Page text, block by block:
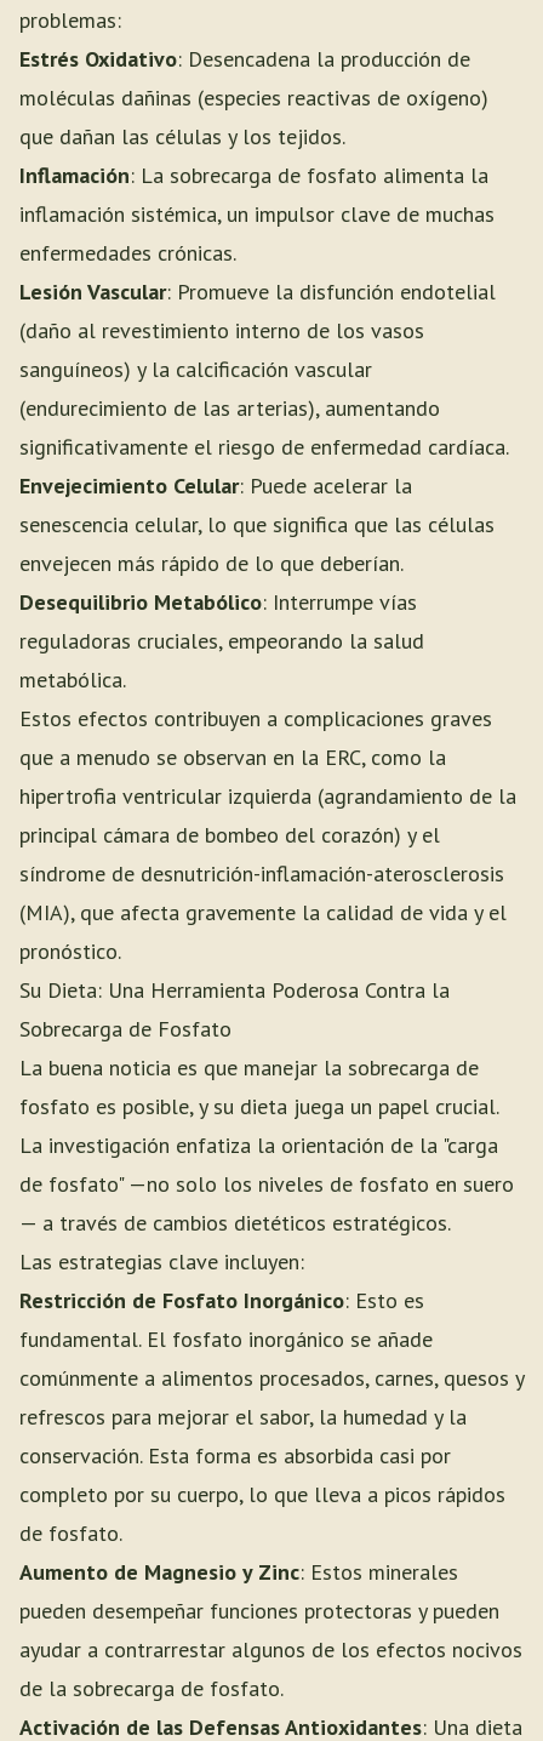
problemas:
Estrés Oxidativo: Desencadena la producción de
moléculas dañinas (especies reactivas de oxígeno)
que dañan las células y los tejidos.
Inflamación: La sobrecarga de fosfato alimenta la
inflamación sistémica, un impulsor clave de muchas
enfermedades crónicas.
Lesión Vascular: Promueve la disfunción endotelial
(daño al revestimiento interno de los vasos
sanguíneos) y la calcificación vascular
(endurecimiento de las arterias), aumentando
significativamente el riesgo de enfermedad cardíaca.
Envejecimiento Celular: Puede acelerar la
senescencia celular, lo que significa que las células
envejecen más rápido de lo que deberían.
Desequilibrio Metabólico: Interrumpe vías
reguladoras cruciales, empeorando la salud
metabólica.
Estos efectos contribuyen a complicaciones graves
que a menudo se observan en la ERC, como la
hipertrofia ventricular izquierda (agrandamiento de la
principal cámara de bombeo del corazón) y el
síndrome de desnutrición-inflamación-aterosclerosis
(MIA), que afecta gravemente la calidad de vida y el
pronóstico.
Su Dieta: Una Herramienta Poderosa Contra la
Sobrecarga de Fosfato
La buena noticia es que manejar la sobrecarga de
fosfato es posible, y su dieta juega un papel crucial.
La investigación enfatiza la orientación de la "carga
de fosfato" —no solo los niveles de fosfato en suero
— a través de cambios dietéticos estratégicos.
Las estrategias clave incluyen:
Restricción de Fosfato Inorgánico: Esto es
fundamental. El fosfato inorgánico se añade
comúnmente a alimentos procesados, carnes, quesos y
refrescos para mejorar el sabor, la humedad y la
conservación. Esta forma es absorbida casi por
completo por su cuerpo, lo que lleva a picos rápidos
de fosfato.
Aumento de Magnesio y Zinc: Estos minerales
pueden desempeñar funciones protectoras y pueden
ayudar a contrarrestar algunos de los efectos nocivos
de la sobrecarga de fosfato.
Activación de las Defensas Antioxidantes: Una dieta